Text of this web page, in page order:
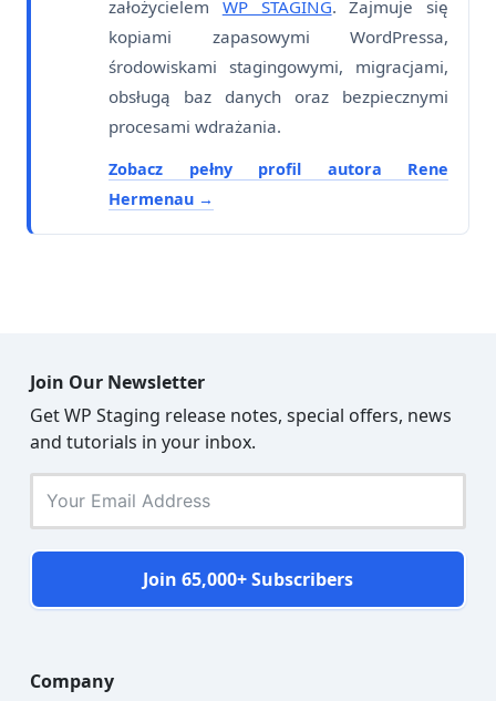
założycielem WP STAGING. Zajmuje się
kopiami zapasowymi WordPressa,
środowiskami stagingowymi, migracjami,
obsługą baz danych oraz bezpiecznymi
procesami wdrażania.
Zobacz pełny profil autora Rene
Hermenau
Join Our Newsletter
Get WP Staging release notes, special offers, news
and tutorials in your inbox.
Join 65,000+ Subscribers
Company